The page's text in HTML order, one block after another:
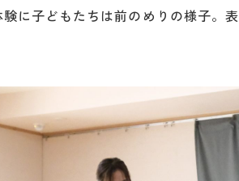
に子どもたちは前のめりの様子。